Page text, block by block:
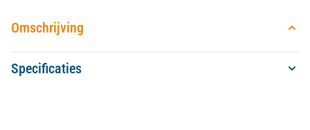
Omschrijving
Specificaties